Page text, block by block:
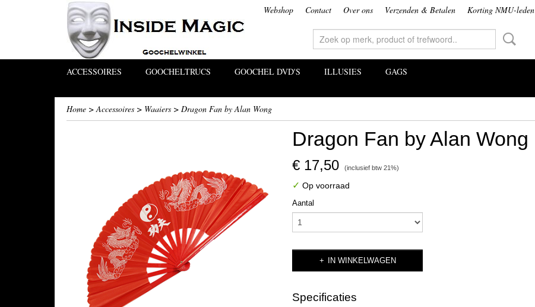
Webshop Contact Over ons Verzenden & Betalen Korting NMU-leden
ACCESSOIRES GOOCHELTRUCS GOOCHEL DVD'S ILLUSIES GAGS
Home >Accessoires > Waaiers > Dragon Fan by Alan Wong
Dragon Fan by Alan Wong
€ 17,50 (inclusief btw 21%)
✓ Op voorraad
Aantal
IN WINKELWAGEN
Specificaties